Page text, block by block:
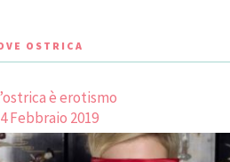
OSTRICA
è erotismo
Febbraio 2019